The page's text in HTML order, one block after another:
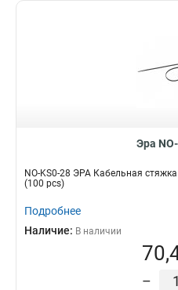
Эра
NO-KS0-28 ЭРА Кабельная
(100 pcs)
Подробнее
Наличие: В наличии
–